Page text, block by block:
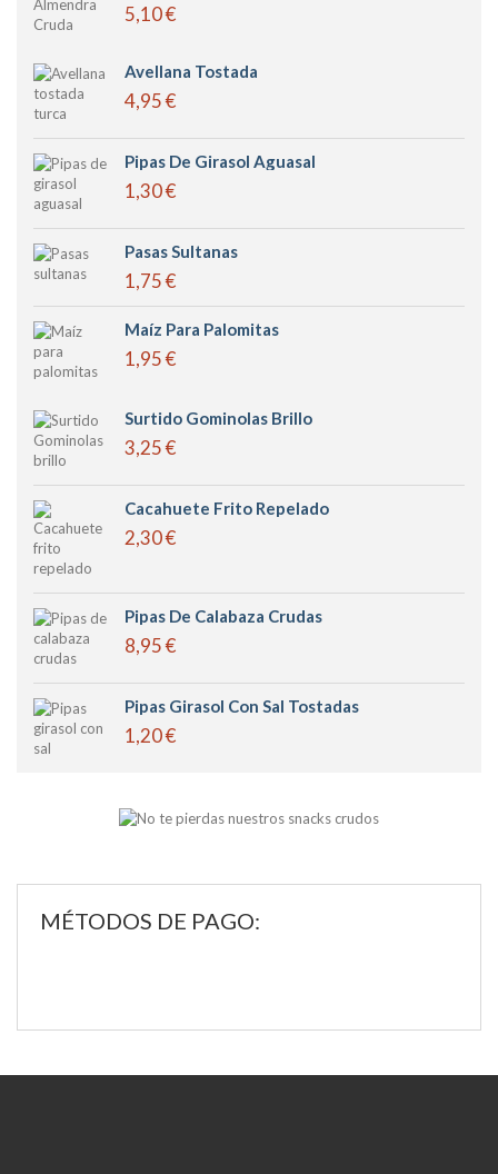
5,10 €
Avellana Tostada
4,95 €
Pipas De Girasol Aguasal
1,30 €
Pasas Sultanas
1,75 €
Maíz Para Palomitas
1,95 €
Surtido Gominolas Brillo
3,25 €
Cacahuete Frito Repelado
2,30 €
Pipas De Calabaza Crudas
8,95 €
Pipas Girasol Con Sal Tostadas
1,20 €
MÉTODOS DE PAGO: